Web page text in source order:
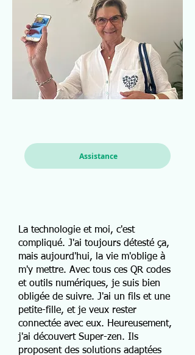
Assistance
La technologie et moi, c'est
compliqué. J'ai toujours détesté ça,
mais aujourd'hui, la vie m'oblige à
m'y mettre. Avec tous ces QR codes
et outils numériques, je suis bien
obligée de suivre. J'ai un fils et une
petite-fille, et je veux rester
connectée avec eux. Heureusement,
j'ai découvert Super-zen. Ils
proposent des solutions adaptées